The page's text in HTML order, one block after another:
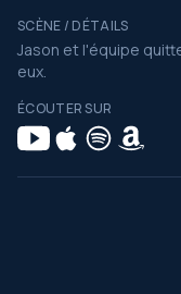
SCÈNE / DÉTAILS
Jason et l'équipe
eux.
ÉCOUTER SUR